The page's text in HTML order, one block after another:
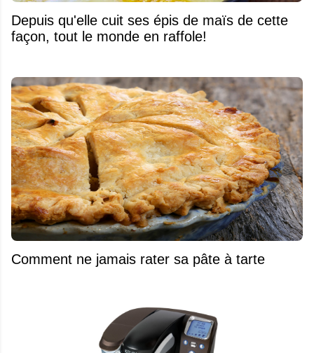
Depuis qu'elle cuit ses épis de maïs de cette
façon, tout le monde en raffole!
Comment ne jamais rater sa pâte à tarte